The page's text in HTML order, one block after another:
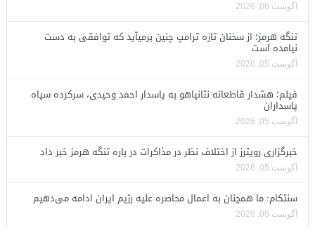
آگوست 06, 2026
تنگه هرمز؛ از سخنان تازه ترامپ چنین برمیآید که توافقی به دست
نیامده است
آگوست 05, 2026
فیلم؛ هشدار قاطعانه نتانیاهو به پاسدار احمد وحیدی، سرکرده سپاه
پاسداران
آگوست 05, 2026
خبرگزاری رویترز از اختلاف نظر در مذاکرات در باره تنگه هرمز خبر داد
آگوست 05, 2026
سنتکام: ما همچنان به اعمال محاصره علیه رژیم ایران ادامه می‌دهیم
آگوست 05, 2026